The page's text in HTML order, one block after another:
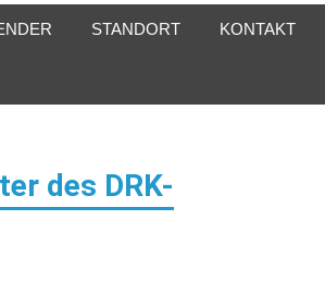
STANDORT KONTAKT
des DRK-